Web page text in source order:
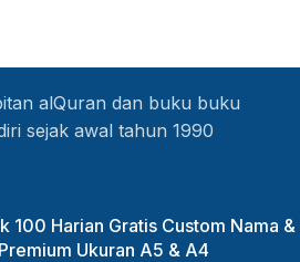
alQuran dan buku buku
sejak awal tahun 1990
100 Harian Gratis Custom Nama &
Ukuran A5 & A4